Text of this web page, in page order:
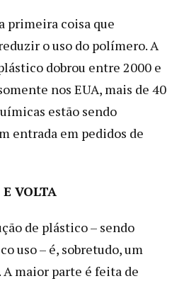
primeira coisa que
o uso do polímero. A
dobrou entre 2000 e
nos EUA, mais de 40
estão sendo
entrada em pedidos de
VOLTA
de plástico – sendo
uso – é, sobretudo, um
maior parte é feita de